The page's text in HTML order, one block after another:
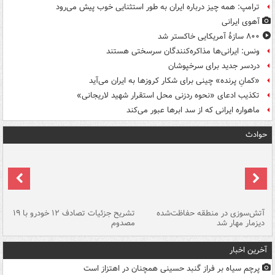
ترامپ: همه چیز درباره ایران به طور استثنایی خوب پیش می‌رود
آهوی ایرانی
۸۰۰ سازۀ آمریکایی خاکستر شد
ونس: ایرانی‌ها مذاکره‌کنندگان سرسختی هستند
دردسر جدید برای سرخپوشان
«کمانِ پرنده» چینی برای شکار کروزها به ایران می‌آید
تکذیب ادعای «نحوه ردزنی محل استقرار شهید لاریجانی»
ماهواره ایرانی که از سد ابرها عبور می‌کند
حوادث
آتش‌سوزی در منطقه حفاظت‌شده
دیزمار مهار شد
تشریح جزئیات تصادف ۱۲ خودرو با ۱۹
مصدوم
آخرین اخبار
پرچم سیاه بر فراز گنبد حسینی همچنان در اهتزاز است